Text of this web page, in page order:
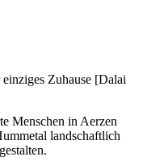
Zuhause [Dalai
Menschen in Aerzen
landschaftlich